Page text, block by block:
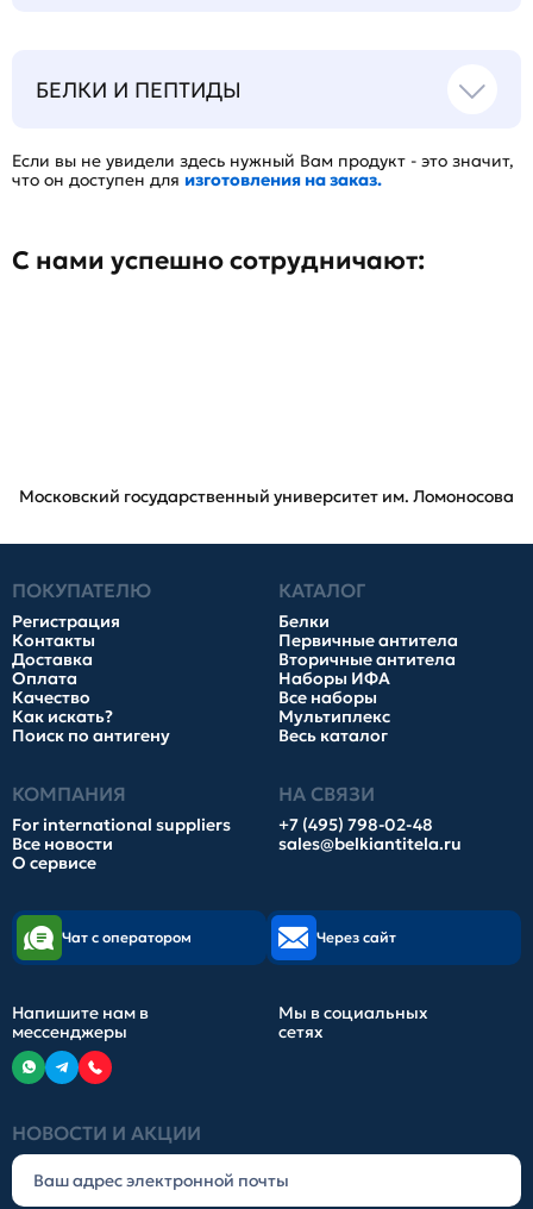
БЕЛКИ И ПЕПТИДЫ
Если вы не увидели здесь нужный Вам продукт - это значит,
что он доступен для изготовления на заказ.
С нами успешно сотрудничают:
Московский государственный университет им. Ломоносова
ПОКУПАТЕЛЮ
Регистрация
Контакты
Доставка
Оплата
Качество
Как искать?
Поиск по антигену
КАТАЛОГ
Белки
Первичные антитела
Вторичные антитела
Наборы ИФА
Все наборы
Мультиплекс
Весь каталог
КОМПАНИЯ
For international suppliers
Все новости
О сервисе
НА СВЯЗИ
+7 (495) 798-02-48
sales@belkiantitela.ru
НОВОСТИ И АКЦИИ
Чат с оператором Через сайт
Напишите нам в
мессенджеры
Мы в социальных
сетях